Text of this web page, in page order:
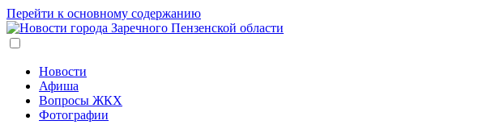
Перейти к основному содержанию
Новости
Афиша
Вопросы ЖКХ
Фотографии